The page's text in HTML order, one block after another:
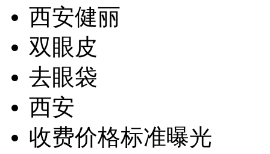
西安健丽
双眼皮
去眼袋
西安
收费价格标准曝光